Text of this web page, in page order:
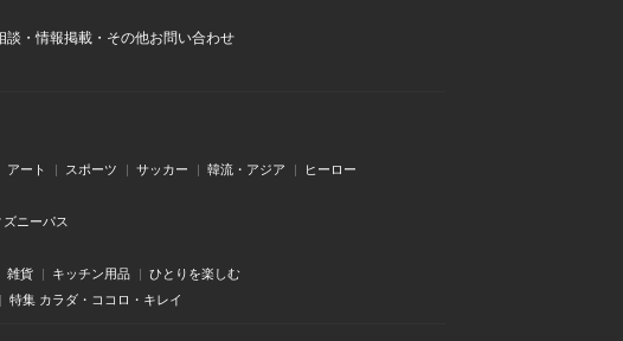
談・情報掲載・その他お問い合わせ
アート スポーツ サッカー 韓流・アジア ヒーロー
ズニーパス
雑貨 キッチン用品 ひとりを楽しむ
特集 カラダ・ココロ・キレイ